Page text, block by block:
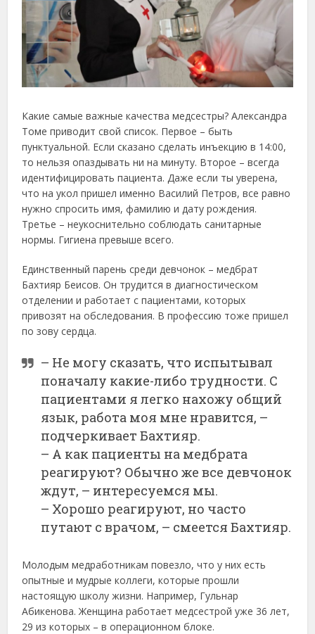
Какие самые важные качества медсестры? Александра
Томе приводит свой список. Первое – быть
пунктуальной. Если сказано сделать инъекцию в 14:00,
то нельзя опаздывать ни на минуту. Второе – всегда
идентифицировать пациента. Даже если ты уверена,
что на укол пришел именно Василий Петров, все равно
нужно спросить имя, фамилию и дату рождения.
Третье – неукоснительно соблюдать санитарные
нормы. Гигиена превыше всего.
Единственный парень среди девчонок – медбрат
Бахтияр Беисов. Он трудится в диагностическом
отделении и работает с пациентами, которых
привозят на обследования. В профессию тоже пришел
по зову сердца.
– Не могу сказать, что испытывал
поначалу какие-либо трудности. С
пациентами я легко нахожу общий
язык, работа моя мне нравится, –
подчеркивает Бахтияр.
– А как пациенты на медбрата
реагируют? Обычно же все девчонок
ждут, – интересуемся мы.
– Хорошо реагируют, но часто
путают с врачом, – смеется Бахтияр.
Молодым медработникам повезло, что у них есть
опытные и мудрые коллеги, которые прошли
настоящую школу жизни. Например, Гульнар
Абикенова. Женщина работает медсестрой уже 36 лет,
29 из которых – в операционном блоке.